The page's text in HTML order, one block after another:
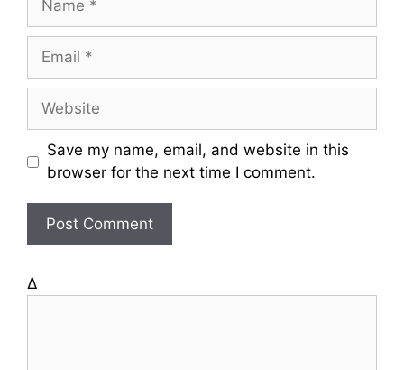
m
a
s
Save my name, email, and website in this
browser for the next time I comment.
Δ